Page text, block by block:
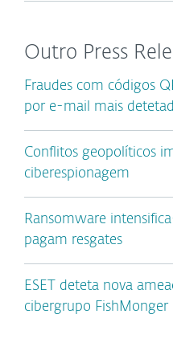
Outro Press
Fraudes com códigos
por e-mail mais
Conflitos geopolíticos
ciberespionagem
Ransomware
pagam resgates
ESET deteta nova
cibergrupo FishMonger